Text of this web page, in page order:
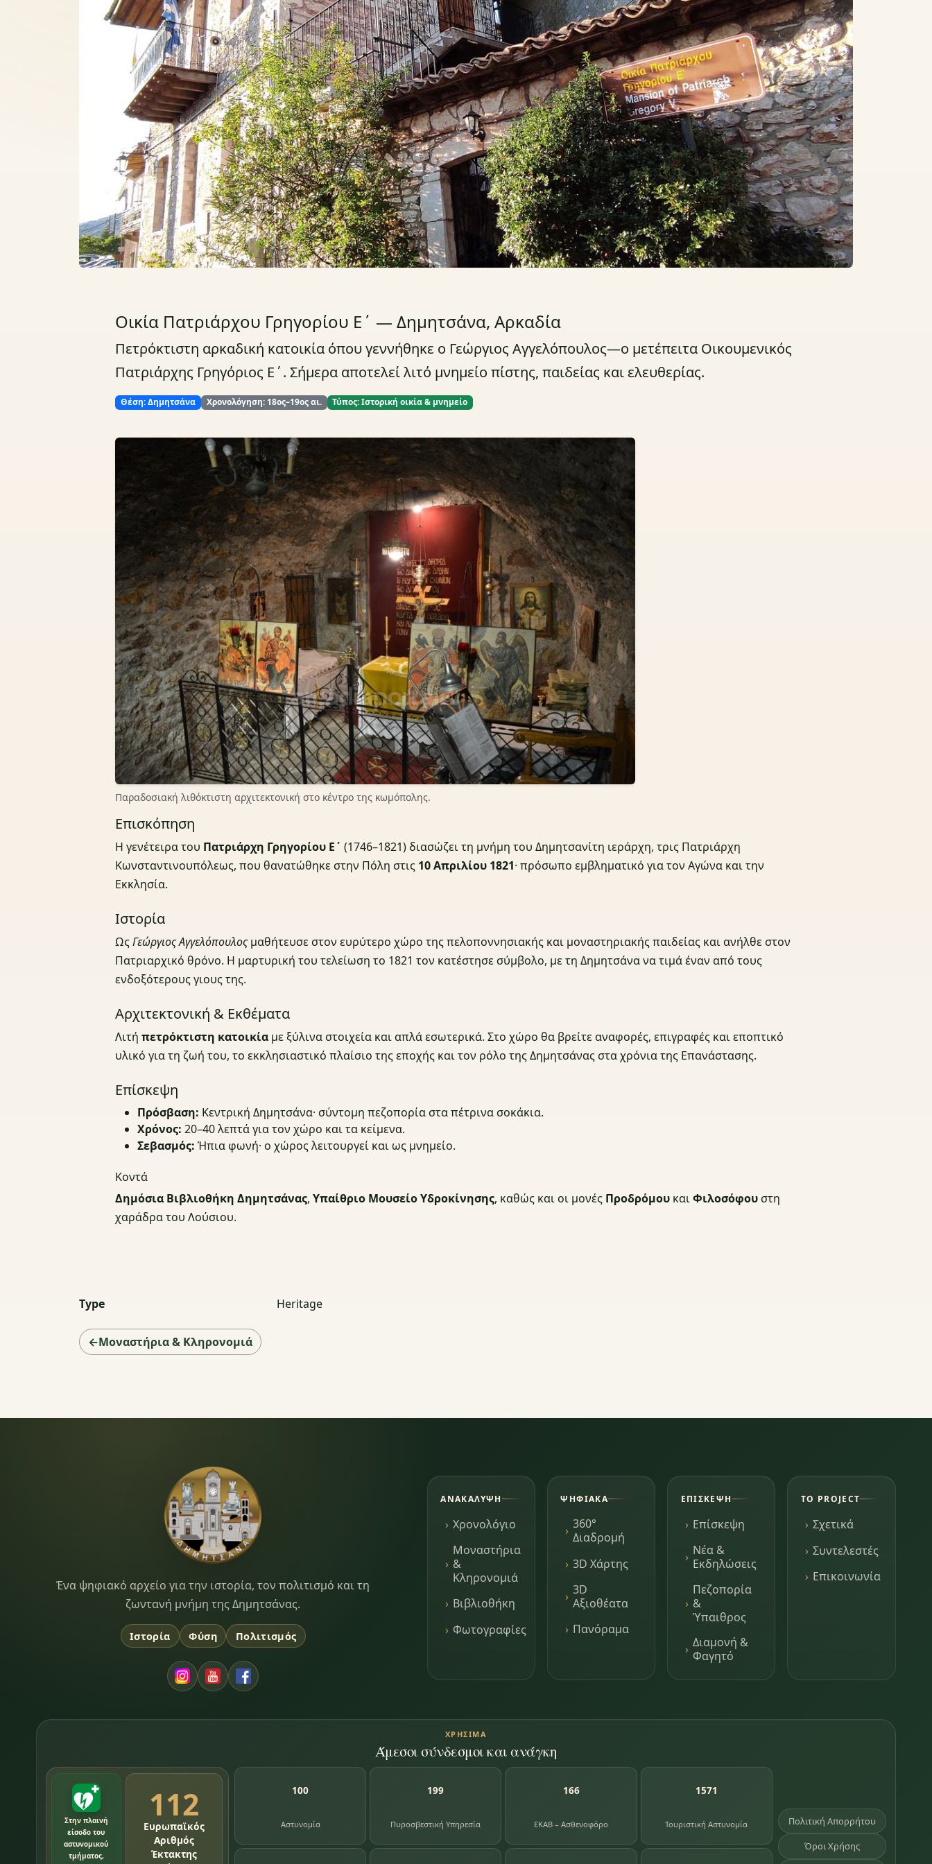
Οικία Πατριάρχου Γρηγορίου Ε΄ — Δημητσάνα, Αρκαδία
Πετρόκτιστη αρκαδική κατοικία όπου γεννήθηκε ο Γεώργιος Αγγελόπουλος—ο μετέπειτα Οικουμενικός
Πατριάρχης Γρηγόριος Ε΄. Σήμερα αποτελεί λιτό μνημείο πίστης, παιδείας και ελευθερίας.
Θέση: Δημητσάνα Χρονολόγηση: 18ος–19ος αι. Τύπος: Ιστορική οικία & μνημείο
Παραδοσιακή λιθόκτιστη αρχιτεκτονική στο κέντρο της κωμόπολης.
Επισκόπηση
Η γενέτειρα του Πατριάρχη Γρηγορίου Ε΄ (1746–1821) διασώζει τη μνήμη του Δημητσανίτη ιεράρχη, τρις Πατριάρχη
Κωνσταντινουπόλεως, που θανατώθηκε στην Πόλη στις 10 Απριλίου 1821· πρόσωπο εμβληματικό για τον Αγώνα και την
Εκκλησία.
Ιστορία
ΩςΓεώργιος Αγγελόπουλοςμαθήτευσε στον ευρύτερο χώρο της πελοποννησιακής και μοναστηριακής παιδείας και ανήλθε στον
Πατριαρχικό θρόνο. Η μαρτυρική του τελείωση το 1821 τον κατέστησε σύμβολο, με τη Δημητσάνα να τιμά έναν από τους
ενδοξότερους γιους της.
Αρχιτεκτονική & Εκθέματα
Λιτήπετρόκτιστη κατοικία με ξύλινα στοιχεία και απλά εσωτερικά. Στο χώρο θα βρείτε αναφορές, επιγραφές και εποπτικό
υλικό για τη ζωή του, το εκκλησιαστικό πλαίσιο της εποχής και τον ρόλο της Δημητσάνας στα χρόνια της Επανάστασης.
Επίσκεψη
Πρόσβαση: Κεντρική Δημητσάνα· σύντομη πεζοπορία στα πέτρινα σοκάκια.
Χρόνος: 20–40 λεπτά για τον χώρο και τα κείμενα.
Σεβασμός: Ήπια φωνή· ο χώρος λειτουργεί και ως μνημείο.
Κοντά
Δημόσια Βιβλιοθήκη Δημητσάνας,Υπαίθριο Μουσείο Υδροκίνησης, καθώς και οι μονές Προδρόμου καιΦιλοσόφουστη
χαράδρα του Λούσιου.
Type Heritage
←Μοναστήρια & Κληρονομιά
Dimitsana.gr
Ένα ψηφιακό αρχείο για την ιστορία, τον πολιτισμό και τη
ζωντανή μνήμη της Δημητσάνας.
Ιστορία Φύση Πολιτισμός
ΑΝΑΚΆΛΥΨΗ
Χρονολόγιο
Μοναστήρια
&
Κληρονομιά
Βιβλιοθήκη
Φωτογραφίες
ΨΗΦΙΑΚΆ
360°
Διαδρομή
3D Χάρτης
3D
Αξιοθέατα
Πανόραμα
ΕΠΊΣΚΕΨΗ
Επίσκεψη
Νέα &
Εκδηλώσεις
Πεζοπορία
&
Ύπαιθρος
Διαμονή &
Φαγητό
ΤΟ PROJECT
Σχετικά
Συντελεστές
Επικοινωνία
ΧΡΉΣΙΜΑ
Άμεσοι σύνδεσμοι και ανάγκη
Στην πλαινή
είσοδο του
αστυνομικού
τμήματος,
112
Ευρωπαϊκός
Αριθμός
Έκτακτης
100
Αστυνομία
199
Πυροσβεστική Υπηρεσία
166
ΕΚΑΒ – Ασθενοφόρο
1571
Τουριστική Αστυνομία Πολιτική Απορρήτου
Όροι Χρήσης